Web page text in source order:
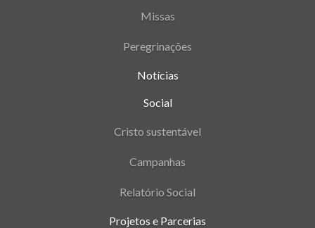
Missas
Peregrinações
Notícias
Social
Cristo sustentável
Campanhas
Relatório Social
Projetos e Parcerias